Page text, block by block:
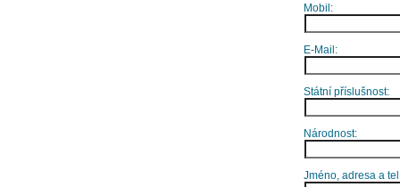
Mobil:
E-Mail:
Státní příslušnost:
Národnost:
Jméno, adresa a